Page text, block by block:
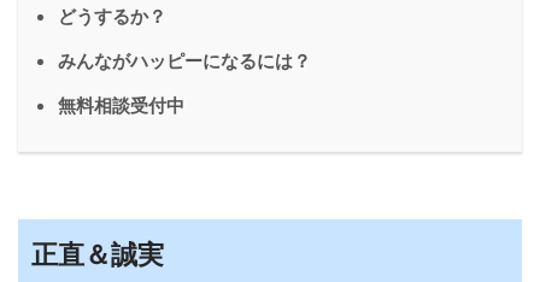
どうするか？
みんながハッピーになるには？
無料相談受付中
正直＆誠実